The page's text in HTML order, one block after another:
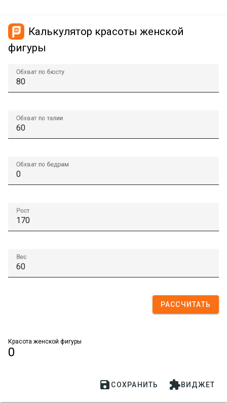
Калькулятор красоты женской
фигуры
Обхват по бюсту
Обхват по талии
Обхват по бедрам
Рост
Вес
РАССЧИТАТЬ
Красота женской фигуры
0
 СОХРАНИТЬ ВИДЖЕТ